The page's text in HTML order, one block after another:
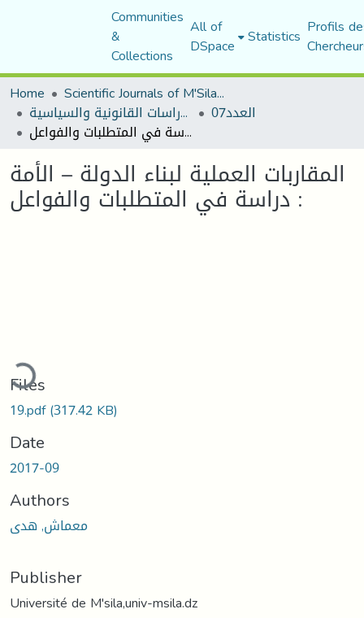
Communities
&
Collections
All of
DSpace Statistics Profils
Home
Scientific Journals of M'Sila University
مجلة الأستاذ الباحث للدراسات القانونية والسياسية العدد07
المقاربات العملية لبناء الدولة – الأمة : دراسة في المتطلبات والفواعل
المقاربات العملية لبناء الدولة – الأمة
: دراسة في المتطلبات والفواعل
Files
19.pdf(317.42 KB)
Date
2017-09
Authors
معماش, هدى
Publisher
Université de M'sila,univ-msila.dz